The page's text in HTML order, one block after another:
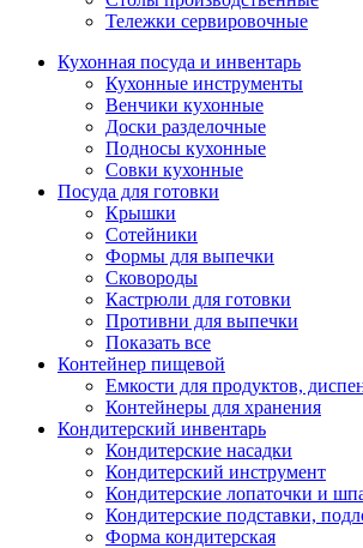
Тележки сервировочные
Кухонная посуда и инвентарь
Кухонные инструменты
Венчики кухонные
Доски разделочные
Подносы кухонные
Совки кухонные
Посуда для готовки
Крышки
Сотейники
Формы для выпечки
Сковороды
Кастрюли для готовки
Противни для выпечки
Показать все
Контейнер пищевой
Емкости для продуктов,
Контейнеры для хранения
Кондитерский инвентарь
Кондитерские насадки
Кондитерский инструмент
Кондитерские лопаточки и
Кондитерские подставки,
Форма кондитерская